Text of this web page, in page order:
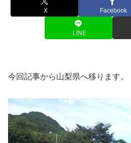
X Facebook
LINE
今回記事から山梨県へ移ります。